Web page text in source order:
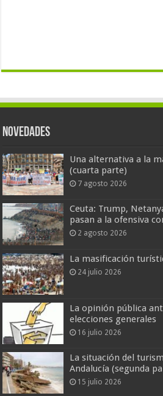
Novedades
Una alternativa a la
(cuarta parte)
7 agosto 2026
Ceuta: Trump,
pasan a la ofensiva
2 agosto 2026
La masificación
24 julio 2026
La opinión pública
elecciones generales
16 julio 2026
La situación del
Andalucía (segunda
15 julio 2026